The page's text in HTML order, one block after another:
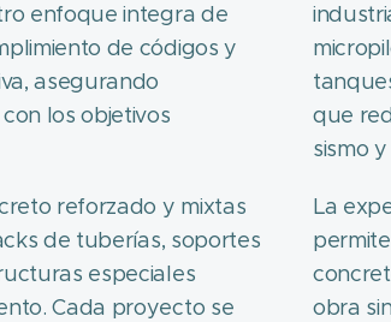
enfoque integra de
de códigos y
asegurando
los objetivos
reforzado y mixtas
de tuberías, soportes
especiales
Cada proyecto se
que
sismo
La
obra